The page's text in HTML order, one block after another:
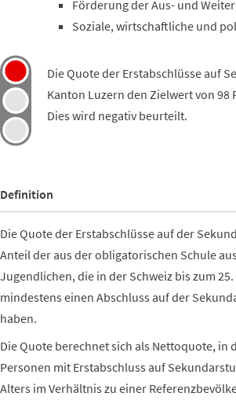
Förderung der Aus- und
Soziale, wirtschaftliche und
Die Quote der Erstabschlüsse auf
Kanton Luzern den Zielwert von
Dies wird negativ beurteilt.
Definition
Die Quote der Erstabschlüsse auf der
Anteil der aus der obligatorischen Schule
Jugendlichen, die in der Schweiz bis zum
mindestens einen Abschluss auf der
haben.
Die Quote berechnet sich als Nettoquote, in
Personen mit Erstabschluss auf
Alters im Verhältnis zu einer